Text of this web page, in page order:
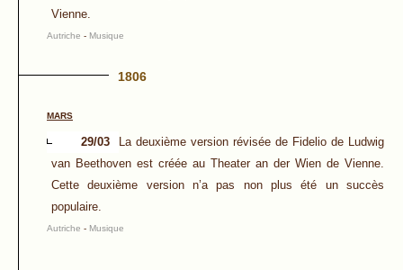
Vienne.
Autriche - Musique
1806
MARS
29/03
La deuxième version révisée de Fidelio de Ludwig
van Beethoven est créée au Theater an der Wien de Vienne.
Cette deuxième version n’a pas non plus été un succès
populaire.
Autriche - Musique